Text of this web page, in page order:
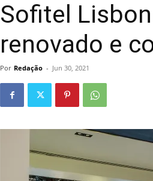
Sofitel
renovado e
Por Redação - Jun 30, 2021